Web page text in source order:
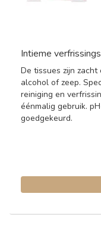
Intieme
De tissues zijn
alcohol of zeep.
reiniging en
éénmalig gebruik.
goedgekeurd.